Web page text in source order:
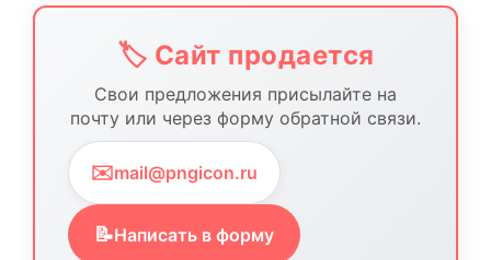
🏷️ Сайт продается
Свои предложения присылайте на
почту или через форму обратной связи.
✉️mail@pngicon.ru
📝Написать в форму